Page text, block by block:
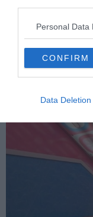
Personal Data
CONFIRM
Data Deletion
Station de métro
Karim Rashid